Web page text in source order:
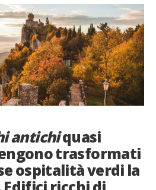
antichiquasi
trasformati
ospitalità verdi la